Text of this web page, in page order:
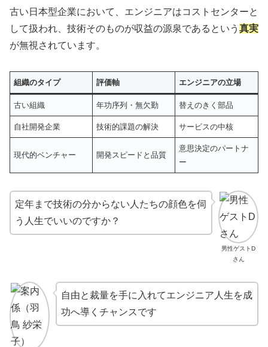
古い日本型企業において、エンジニアはコストセンターと
して扱われ、技術そのものが収益の源泉であるという 真実
が無視されています。
組織のタイプ 評価軸 エンジニアの立場
古い組織 年功序列・無欠勤 替えのきく部品
自社開発企業 技術的課題の解決 サービスの中核
現代的ベンチャー 開発スピードと品質
意思決定のパートナ
ー
男性ゲストD
さん
定年まで技術の分からない人たちの顔色を伺
う人生でいいのですか？
自由と裁量を手に入れてエンジニア人生を成
功へ導くチャンスです